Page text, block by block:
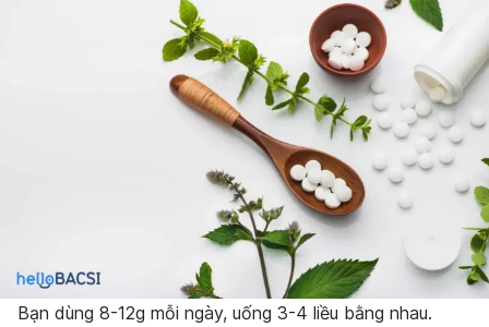
Bạn dùng 8-12g mỗi ngày, uống 3-4 liều bằng nhau.